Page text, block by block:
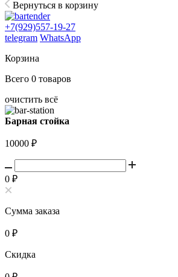
Вернуться в корзину
+7(929)557-19-27
telegram WhatsApp
Корзина
Всего 0 товаров
очистить всё
Барная стойка
10000 ₽
0 ₽
Сумма заказа
0 ₽
Скидка